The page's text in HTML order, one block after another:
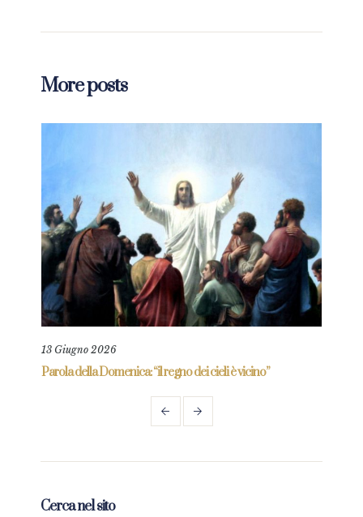
More posts
13 Giugno 2026
Parola della Domenica: “il regno dei cieli è vicino”
Cerca nel sito